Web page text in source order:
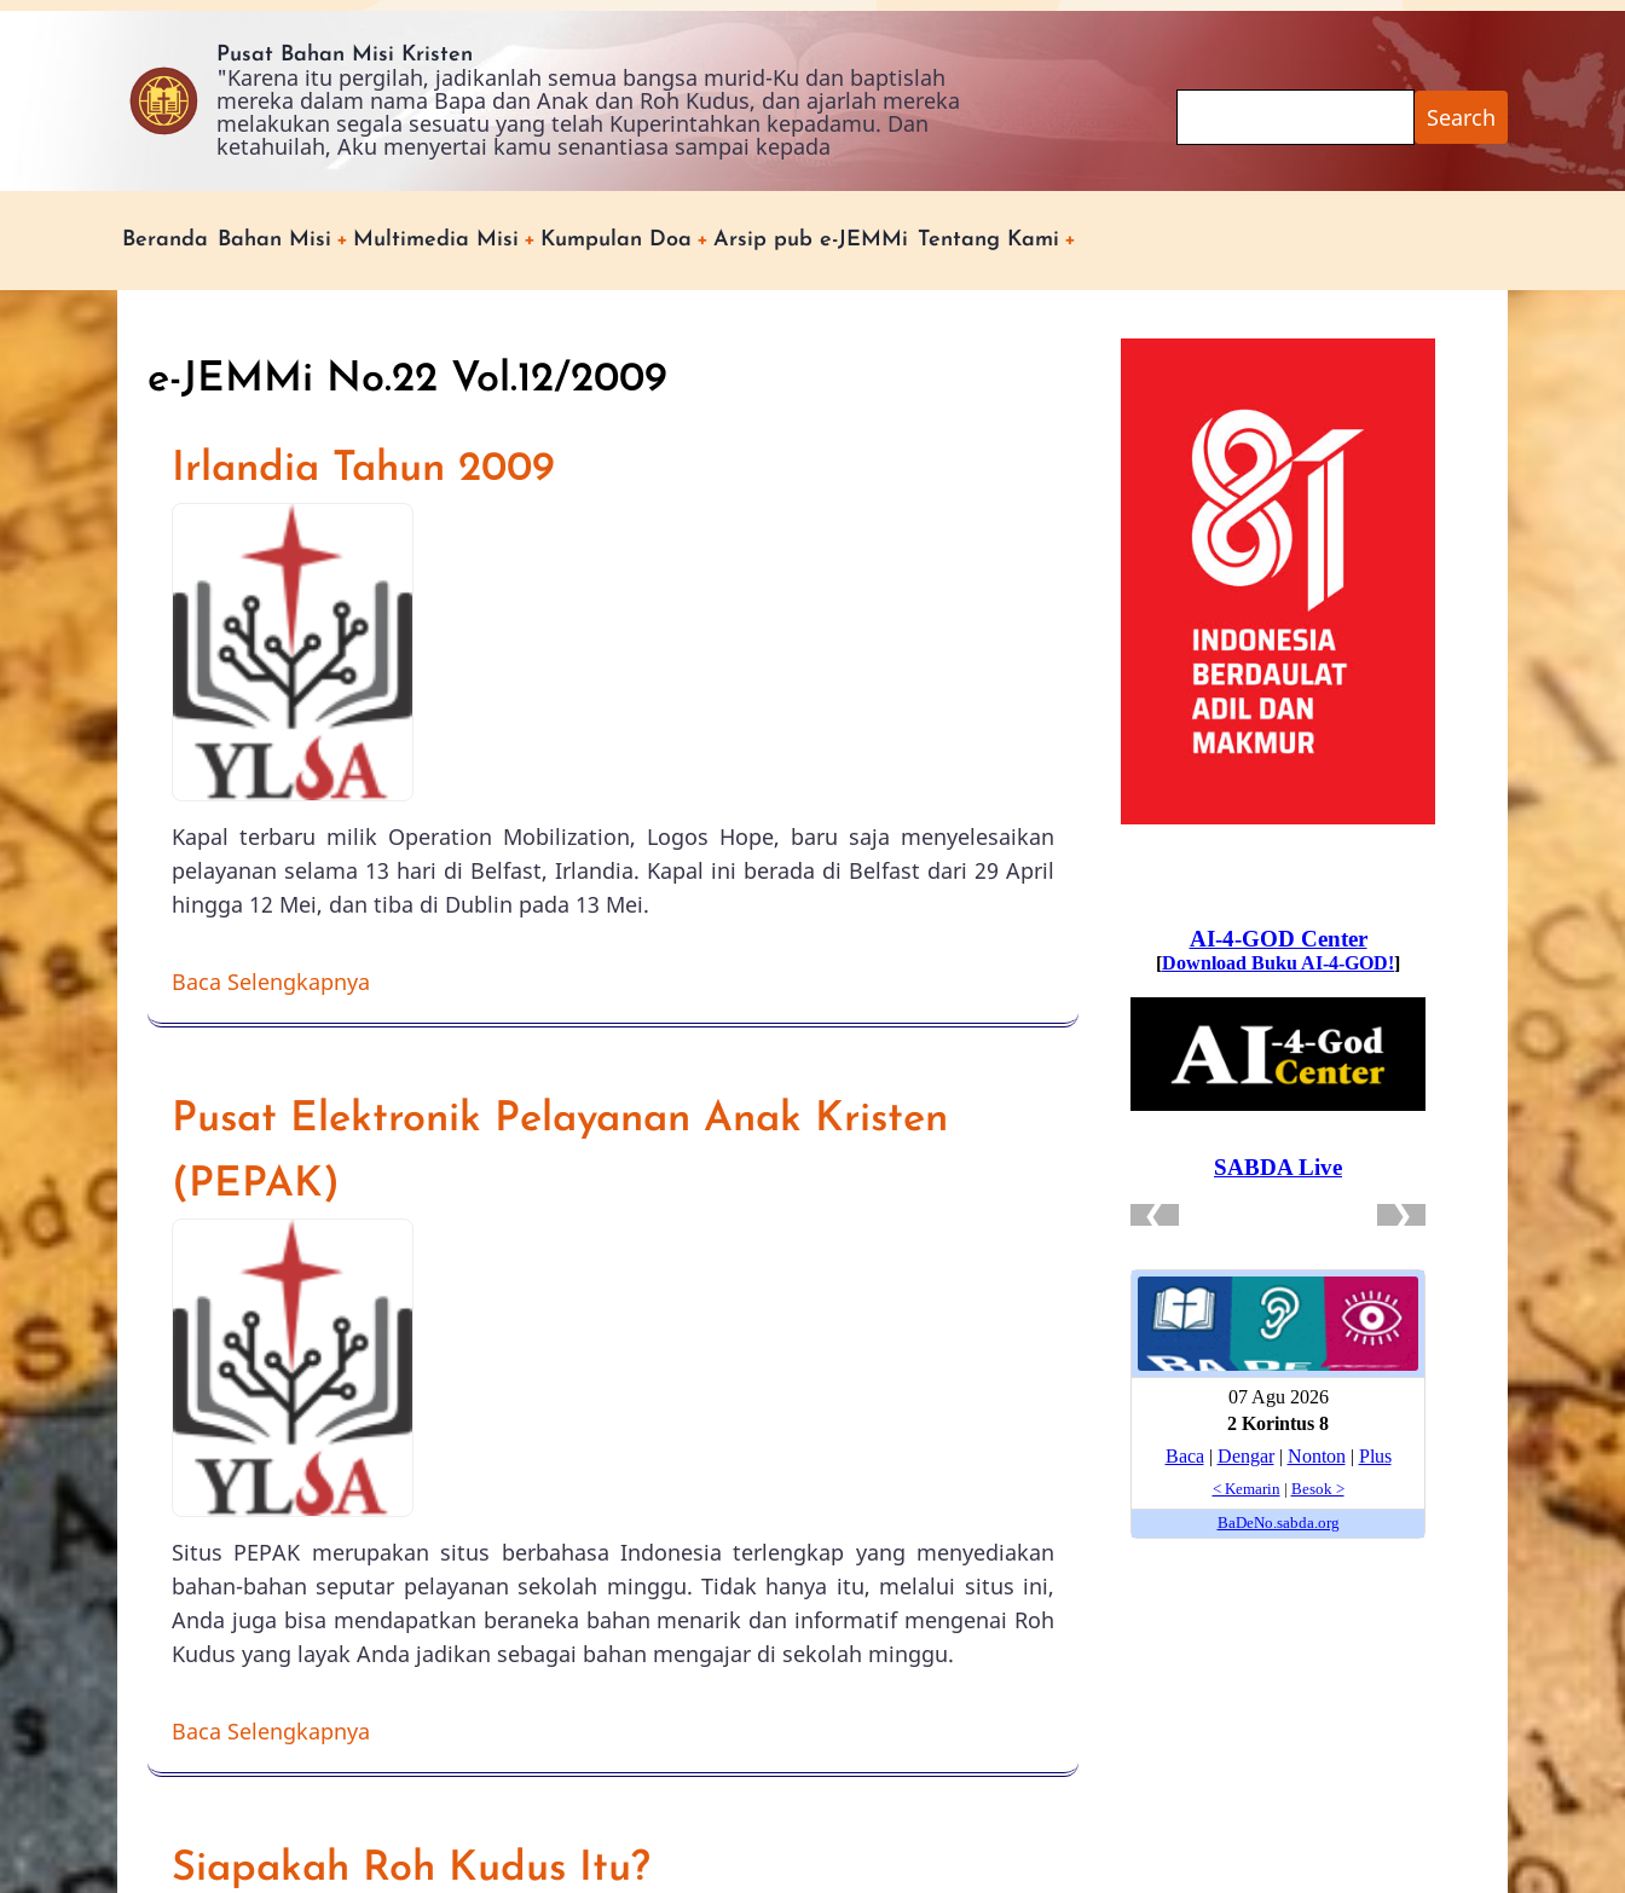
Skip
Pusat Bahan Misi Kristen
"Karena itu pergilah, jadikanlah semua bangsa murid-Ku dan baptislah
mereka dalam nama Bapa dan Anak dan Roh Kudus, dan ajarlah mereka
melakukan segala sesuatu yang telah Kuperintahkan kepadamu. Dan
ketahuilah, Aku menyertai kamu senantiasa sampai kepada
Main
Beranda Bahan Misi Multimedia Misi Kumpulan Doa Arsip pub e-JEMMi Tentang Kami
e-JEMMi No.22 Vol.12/2009
Irlandia Tahun 2009
Kapal terbaru milik Operation Mobilization, Logos Hope, baru saja menyelesaikan
pelayanan selama 13 hari di Belfast, Irlandia. Kapal ini berada di Belfast dari 29 April
hingga 12 Mei, dan tiba di Dublin pada 13 Mei.
Baca Selengkapnya
Pusat Elektronik Pelayanan Anak Kristen
(PEPAK)
Situs PEPAK merupakan situs berbahasa Indonesia terlengkap yang menyediakan
bahan-bahan seputar pelayanan sekolah minggu. Tidak hanya itu, melalui situs ini,
Anda juga bisa mendapatkan beraneka bahan menarik dan informatif mengenai Roh
Kudus yang layak Anda jadikan sebagai bahan mengajar di sekolah minggu.
Baca Selengkapnya
Siapakah Roh Kudus Itu?